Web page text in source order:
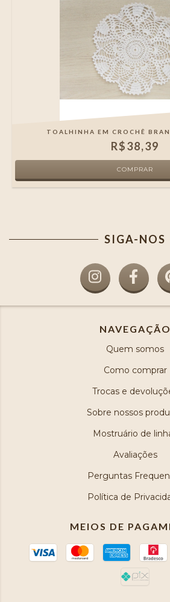
TOALHINHA EM CROCHÊ
R$38,39
SIGA-NOS
NAVEGAÇÃO
Quem somos
Como comprar
Trocas e
Sobre nossos
Mostruário de
Avaliações
Perguntas
Política de
MEIOS DE